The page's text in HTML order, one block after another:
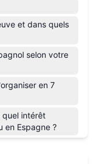
et dans quels
selon votre
en 7
quel intérêt
en Espagne ?